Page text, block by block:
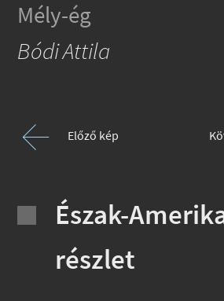
Mély-ég
Bódi Attila
Előző kép
Észak-
részlet